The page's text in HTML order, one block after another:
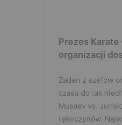
Prezes
organizacji
Żaden z szefów
czasu do tak
Musaev vs.
rękoczynów.